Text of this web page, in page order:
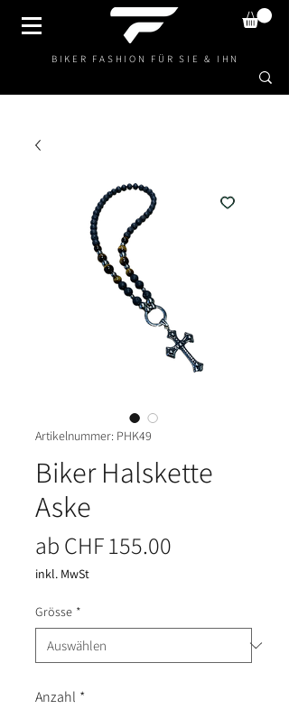
BIKER FASHION FÜR SIE & IHN
Artikelnummer: PHK49
Biker Halskette
Aske
ab CHF 155.00
inkl. MwSt
Grösse *
Anzahl *